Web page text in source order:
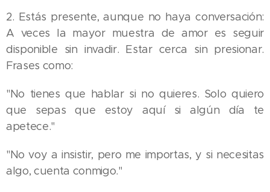
2. Estás presente, aunque no haya conversación:
A veces la mayor muestra de amor es seguir
disponible sin invadir. Estar cerca sin presionar.
Frases como:
"No tienes que hablar si no quieres. Solo quiero
que sepas que estoy aquí si algún día te
apetece."
"No voy a insistir, pero me importas, y si necesitas
algo, cuenta conmigo."